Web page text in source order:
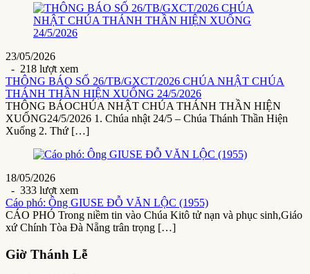
23/05/2026
- 218 lượt xem
THÔNG BÁO SỐ 26/TB/GXCT/2026 CHÚA NHẬT CHÚA
THÁNH THẦN HIỆN XUỐNG 24/5/2026
THÔNG BÁOCHÚA NHẬT CHÚA THÁNH THẦN HIỆN
XUỐNG24/5/2026 1. Chúa nhật 24/5 – Chúa Thánh Thần Hiện
Xuống 2. Thứ […]
18/05/2026
- 333 lượt xem
Cáo phó: Ông GIUSE ĐỖ VĂN LỘC (1955)
CÁO PHÓ Trong niềm tin vào Chúa Kitô tử nạn và phục sinh,Giáo
xứ Chính Tòa Đà Nẵng trân trọng […]
Giờ Thánh Lễ